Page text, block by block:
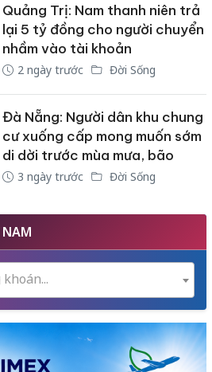
Quảng Trị: Nam thanh niên trả
lại 5 tỷ đồng cho người chuyển
nhầm vào tài khoản
2 ngày trước Đời Sống
Đà Nẵng: Người dân khu chung
cư xuống cấp mong muốn sớm
di dời trước mùa mưa, bão
3 ngày trước Đời Sống